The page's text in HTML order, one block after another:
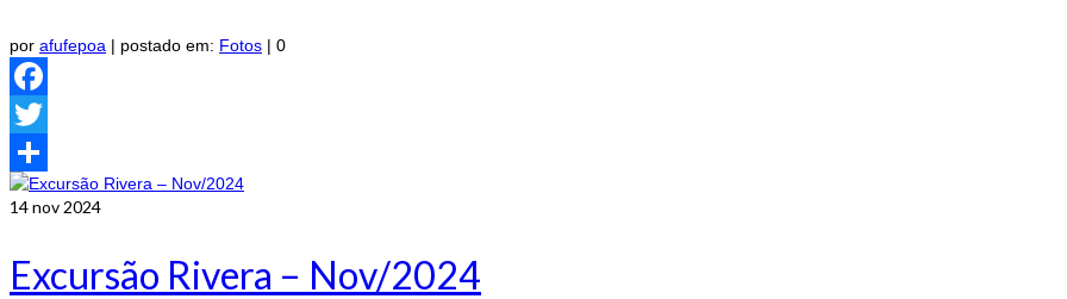
por afufepoa | postado em: Fotos | 0
Facebook
Twitter
Share
14nov 2024
Excursão Rivera – Nov/2024